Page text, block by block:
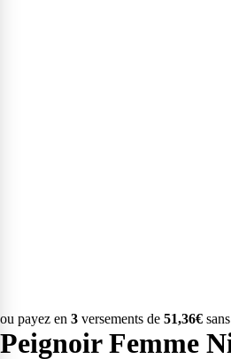
ou payez en 3 versements de 51,36€
Peignoir Femme